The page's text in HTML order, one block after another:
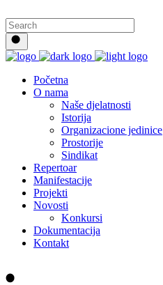
Početna
O nama
Naše djelatnosti
Istorija
Organizacione jedinice
Prostorije
Sindikat
Repertoar
Manifestacije
Projekti
Novosti
Konkursi
Dokumentacija
Kontakt